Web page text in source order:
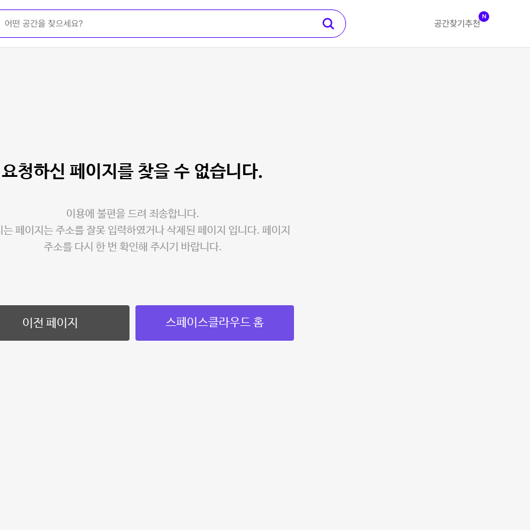
공간찾기 추천
N
요청하신 페이지를 찾을 수 없습니다.
이용에 불편을 드려 죄송합니다.
는 페이지는 주소를 잘못 입력하였거나 삭제된 페이지 입니다. 페이지
주소를 다시 한 번 확인해 주시기 바랍니다.
이전 페이지 스페이스클라우드 홈